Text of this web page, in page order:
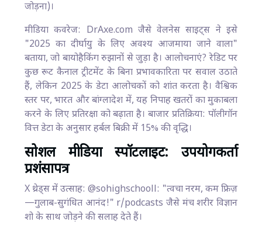
जोड़ना)।
मीडिया कवरेज: DrAxe.com जैसे वेलनेस साइट्स ने इसे
"2025 का दीर्घायु के लिए अवश्य आजमाया जाने वाला"
बताया, जो बायोहैकिंग रुझानों से जुड़ा है। आलोचनाएं? रेडिट पर
कुछ रूट कैनाल ट्रीटमेंट के बिना प्रभावकारिता पर सवाल उठाते
हैं, लेकिन 2025 के डेटा आलोचकों को शांत करता है। वैश्विक
स्तर पर, भारत और बांग्लादेश में, यह निपाह खतरों का मुकाबला
करने के लिए प्रतिरक्षा को बढ़ाता है। बाजार प्रतिक्रिया: पॉलीगॉन
वित्त डेटा के अनुसार हर्बल बिक्री में 15% की वृद्धि।
सोशल मीडिया स्पॉटलाइट: उपयोगकर्ता
प्रशंसापत्र
X थ्रेड्स में उत्साह: @sohighschooll: "त्वचा नरम, कम फ्रिज़
—गुलाब-सुगंधित आनंद!" r/podcasts जैसे मंच शरीर विज्ञान
शो के साथ जोड़ने की सलाह देते हैं।